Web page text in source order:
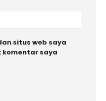
situs web saya
saya